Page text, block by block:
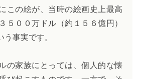
この絵が、当時の絵画史上最高
５００万ドル（約１５６億円）
う事実です。
の家族にとっては、個人的な懐